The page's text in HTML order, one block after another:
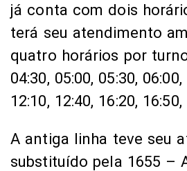
já conta com dois
terá seu atendimento
quatro horários por
04:30, 05:00, 05:30, 06:00,
12:10, 12:40, 16:20,
A antiga linha teve seu
substituído pela 1655 –